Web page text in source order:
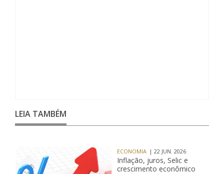
LEIA TAMBÉM
ECONOMIA | 22 JUN. 2026
Inflação, juros, Selic e
crescimento econômico